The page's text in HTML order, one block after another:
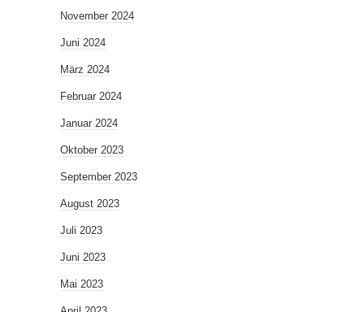
November 2024
Juni 2024
März 2024
Februar 2024
Januar 2024
Oktober 2023
September 2023
August 2023
Juli 2023
Juni 2023
Mai 2023